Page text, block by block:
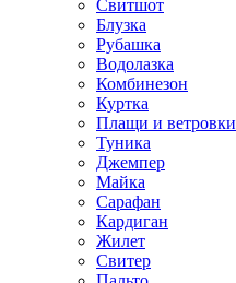
Свитшот
Блузка
Рубашка
Водолазка
Комбинезон
Куртка
Плащи и ветровки
Туника
Джемпер
Майка
Сарафан
Кардиган
Жилет
Свитер